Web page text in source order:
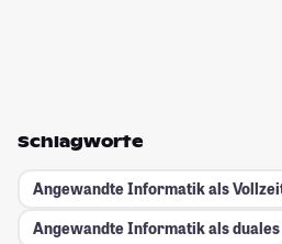
Schlagworte
Angewandte Informatik als
Angewandte Informatik als